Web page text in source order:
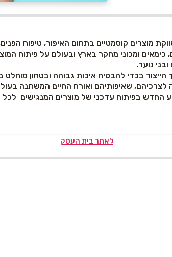
מוצרים קוסמטיים בתחום האיפור, טיפוח
ומכוני מחקר בארץ ובעולם על פיתוח
נוער.
בכדי להבטיח איכות גבוהה ובטחון מוחלט
שאיפותיהם ואורח החיים המשתנה
החדש בפיתוח עדכני של מוצרים המנגישים
לאתר בית העסק